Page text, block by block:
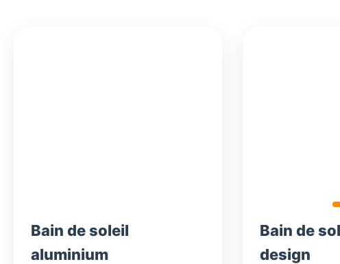
Bain de soleil
aluminium
Bain de
design